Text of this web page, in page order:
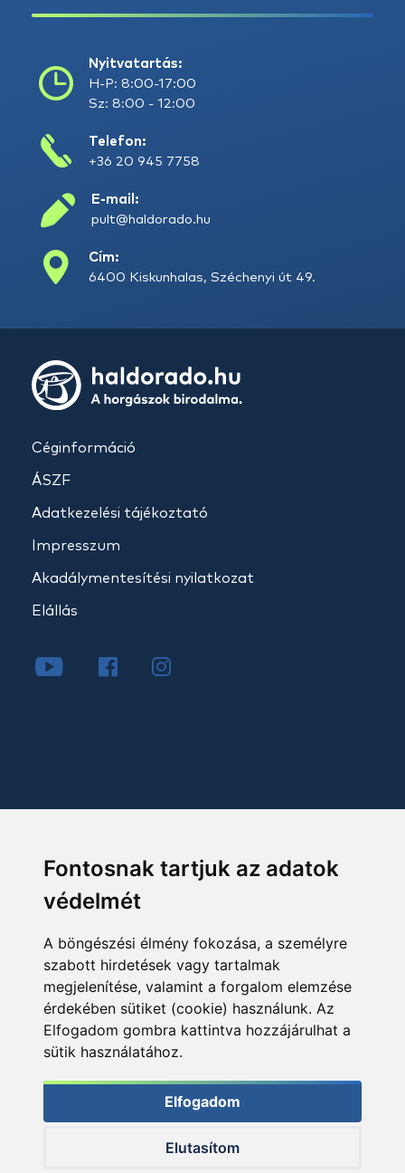
Fontosnak tartjuk az adatok
védelmét
A böngészési élmény fokozása, a személyre
szabott hirdetések vagy tartalmak
megjelenítése, valamint a forgalom elemzése
érdekében sütiket (cookie) használunk. Az
Elfogadom gombra kattintva hozzájárulhat a
sütik használatához.
Elfogadom
Elutasítom
Nyitvatartás:
H-P: 8:00-17:00
Sz: 8:00 - 12:00
Telefon:
+36 20 945 7758
E-mail:
pult@haldorado.hu
Cím:
6400 Kiskunhalas, Széchenyi út 49.
Céginformáció
ÁSZF
Adatkezelési tájékoztató
Impresszum
Akadálymentesítési nyilatkozat
Elállás